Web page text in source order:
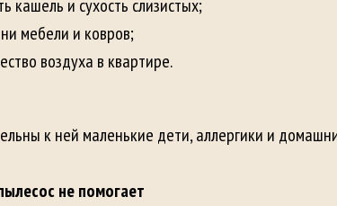
кашель и сухость слизистых;
мебели и ковров;
воздуха в квартире.
к ней маленькие дети, аллергики и
не помогает